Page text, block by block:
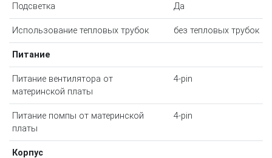
Подсветка Да
Использование тепловых трубок без тепловых трубок
Питание
Питание вентилятора от
материнской платы
4-pin
Питание помпы от материнской
платы
4-pin
Корпус